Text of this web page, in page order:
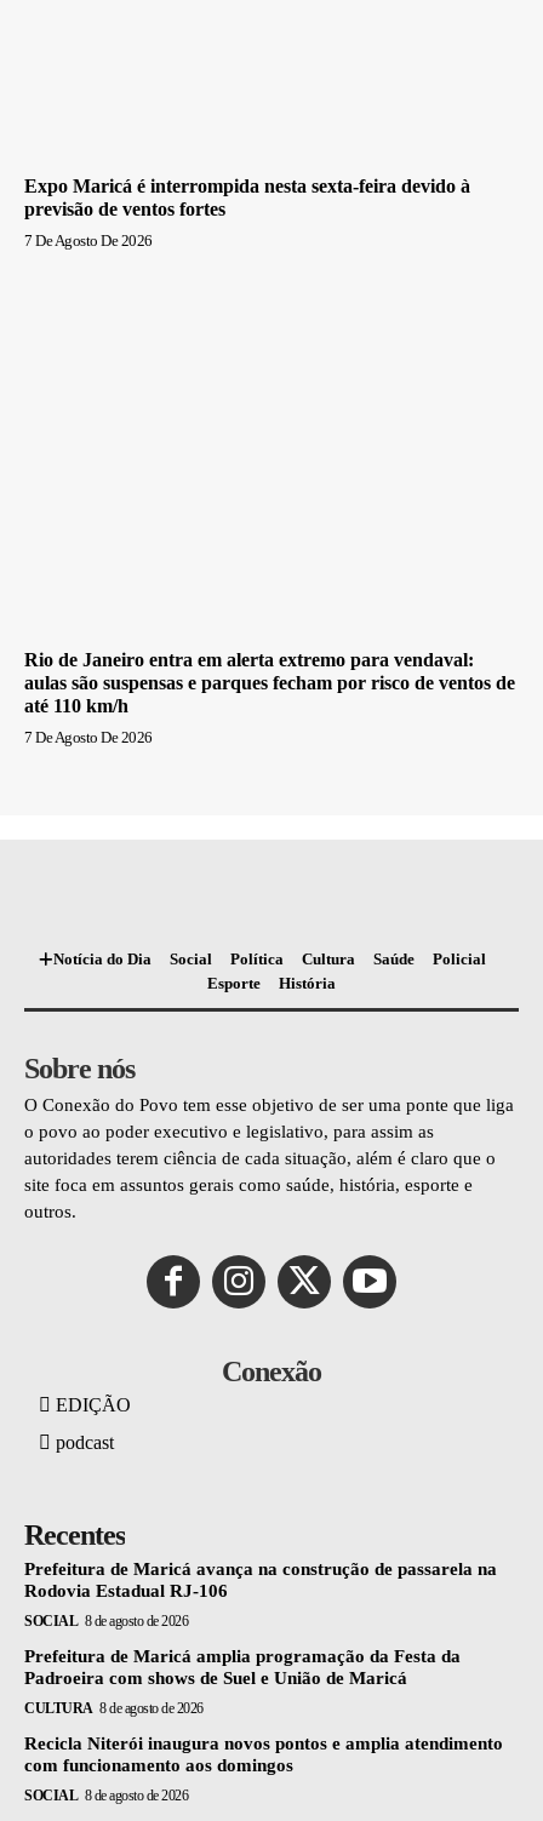
Expo Maricá é interrompida nesta sexta-feira devido à
previsão de ventos fortes
7 De Agosto De 2026
Rio de Janeiro entra em alerta extremo para vendaval:
aulas são suspensas e parques fecham por risco de ventos de
até 110 km/h
7 De Agosto De 2026
Notícia do Dia Social Política Cultura Saúde
Policial
Esporte
História
Sobre nós
O Conexão do Povo tem esse objetivo de ser uma ponte que liga
o povo ao poder executivo e legislativo, para assim as
autoridades terem ciência de cada situação, além é claro que o
site foca em assuntos gerais como saúde, história, esporte e
outros.
Conexão
EDIÇÃO
podcast
Recentes
Prefeitura de Maricá avança na construção de passarela na
Rodovia Estadual RJ-106
SOCIAL 8 de agosto de 2026
Prefeitura de Maricá amplia programação da Festa da
Padroeira com shows de Suel e União de Maricá
CULTURA 8 de agosto de 2026
Recicla Niterói inaugura novos pontos e amplia atendimento
com funcionamento aos domingos
SOCIAL 8 de agosto de 2026